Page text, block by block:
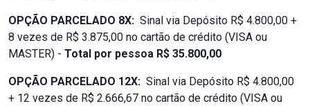
OPÇÃO PARCELADO 8X: Sinal via Depósito R$ 4.800,00 +
8 vezes de R$ 3.875,00 no cartão de crédito (VISA ou
MASTER) - Total por pessoa R$ 35.800,00
OPÇÃO PARCELADO 12X: Sinal via Depósito R$ 4.800,00
+ 12 vezes de R$ 2.666,67 no cartão de crédito (VISA ou